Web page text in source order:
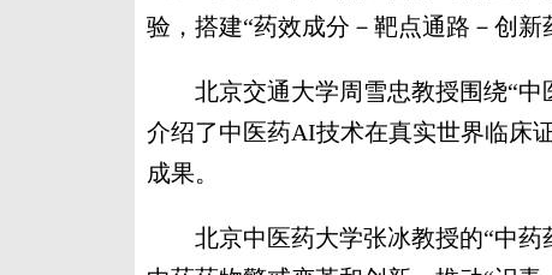
验，搭建“药效成分－靶点通路－创新
北京交通大学周雪忠教授围绕“中
介绍了中医药AI技术在真实世界临床
成果。
北京中医药大学张冰教授的“中药